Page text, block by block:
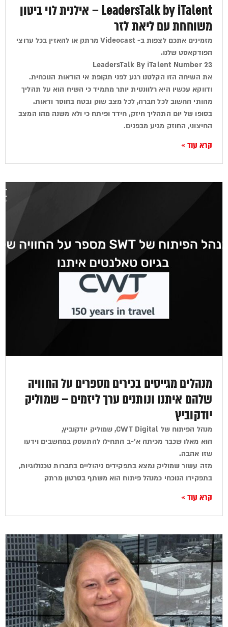
LeadersTalk by iTalent – אילנית לוי ביטון
משוחחת עם ליאת לזר
מזמינים אתכם לצפות ב- Videocast מרתק או להאזין בכל ערוצי
הפודקאסט שלנו.
LeadersTalk By iTalent Number 23
את השיחה הזו הקלטנו רגע לפני תקופת אי הודאות הנוכחית.
ודווקא עכשיו היא רלוונטית יותר מתמיד כי השיח הוא על תהליך
מהותי החשוב לכל חברה, לכל מצב שוק ובטח בחוסר ודאות.
בסופו של יום התהליך חיזק, חידד ופיתח כי ולא משנה מהו המצב
החיצוני, החוזק מגיע מבפנים.
קרא עוד »
מנהלים מגייסים בכירים מספרים על החוויה
שלהם איתנו ונותנים ערך ליזמים – שמוליק
יודקוביץ
מנהל הפיתוח של CWT Digital, שמוליק יודקוביץ,
הוא מאלו שכבר מכיתה א'-ב התחילו להתעסק במחשבים וידעו
שזו אהבה.
מזה עשור שמוליק נמצא בתפקידים ניהוליים בחברות טכנולוגיות,
בתפקידו הנוכחי כמנהל פיתוח הוא משתף בסרטון מרתק
קרא עוד »